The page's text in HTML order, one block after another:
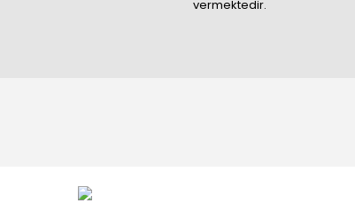
vermektedir.